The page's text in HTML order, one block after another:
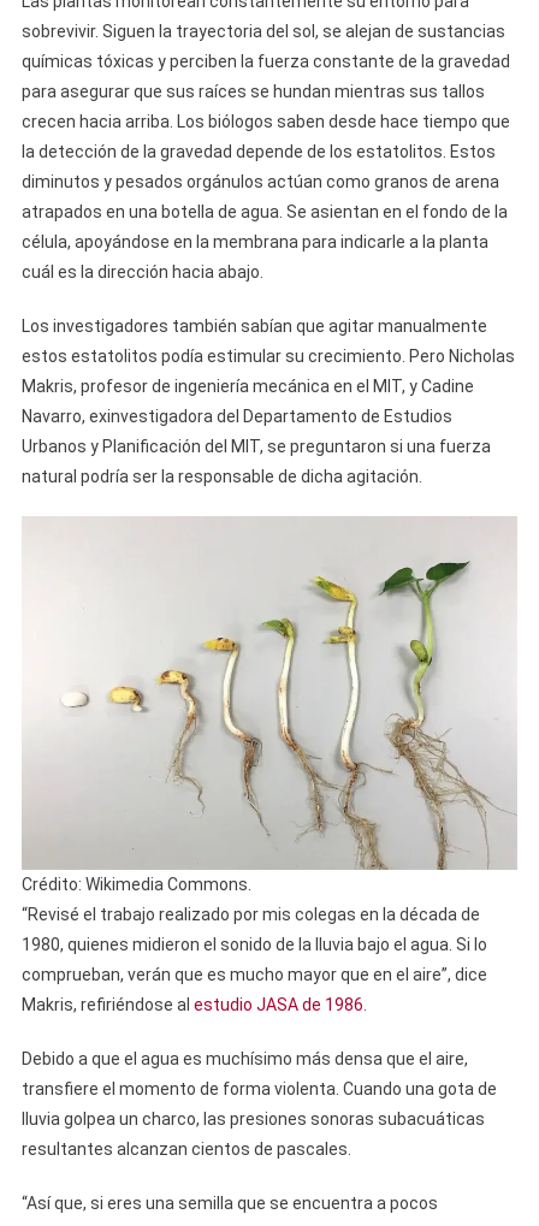
sobrevivir. Siguen la trayectoria del sol, se alejan de sustancias
químicas tóxicas y perciben la fuerza constante de la gravedad
para asegurar que sus raíces se hundan mientras sus tallos
crecen hacia arriba. Los biólogos saben desde hace tiempo que
la detección de la gravedad depende de los estatolitos. Estos
diminutos y pesados ​​orgánulos actúan como granos de arena
atrapados en una botella de agua. Se asientan en el fondo de la
célula, apoyándose en la membrana para indicarle a la planta
cuál es la dirección hacia abajo.
Los investigadores también sabían que agitar manualmente
estos estatolitos podía estimular su crecimiento. Pero Nicholas
Makris, profesor de ingeniería mecánica en el MIT, y Cadine
Navarro, exinvestigadora del Departamento de Estudios
Urbanos y Planificación del MIT, se preguntaron si una fuerza
natural podría ser la responsable de dicha agitación.
Crédito: Wikimedia Commons.
“Revisé el trabajo realizado por mis colegas en la década de
1980, quienes midieron el sonido de la lluvia bajo el agua. Si lo
comprueban, verán que es mucho mayor que en el aire”, dice
Makris, refiriéndose al estudio JASA de 1986.
Debido a que el agua es muchísimo más densa que el aire,
transfiere el momento de forma violenta. Cuando una gota de
lluvia golpea un charco, las presiones sonoras subacuáticas
resultantes alcanzan cientos de pascales.
“Así que, si eres una semilla que se encuentra a pocos